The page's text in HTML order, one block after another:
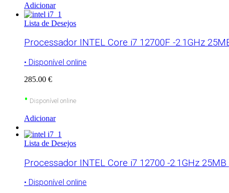
Adicionar
Lista de Desejos
Processador INTEL Core i7 12700F -2.1GHz
• Disponível online
285.00 €
• Disponível online
Adicionar
Lista de Desejos
Processador INTEL Core i7 12700 -2.1GHz 25MB
• Disponível online